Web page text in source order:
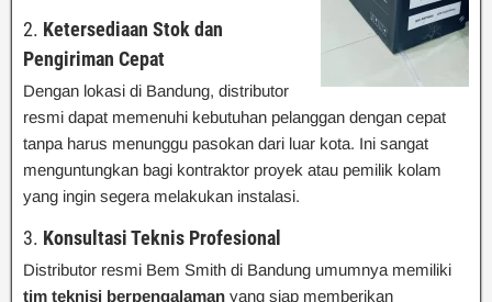
2. Ketersediaan Stok dan
Pengiriman Cepat
Dengan lokasi di Bandung, distributor
resmi dapat memenuhi kebutuhan pelanggan dengan cepat
tanpa harus menunggu pasokan dari luar kota. Ini sangat
menguntungkan bagi kontraktor proyek atau pemilik kolam
yang ingin segera melakukan instalasi.
3. Konsultasi Teknis Profesional
Distributor resmi Bem Smith di Bandung umumnya memiliki
tim teknisi berpengalaman yang siap memberikan